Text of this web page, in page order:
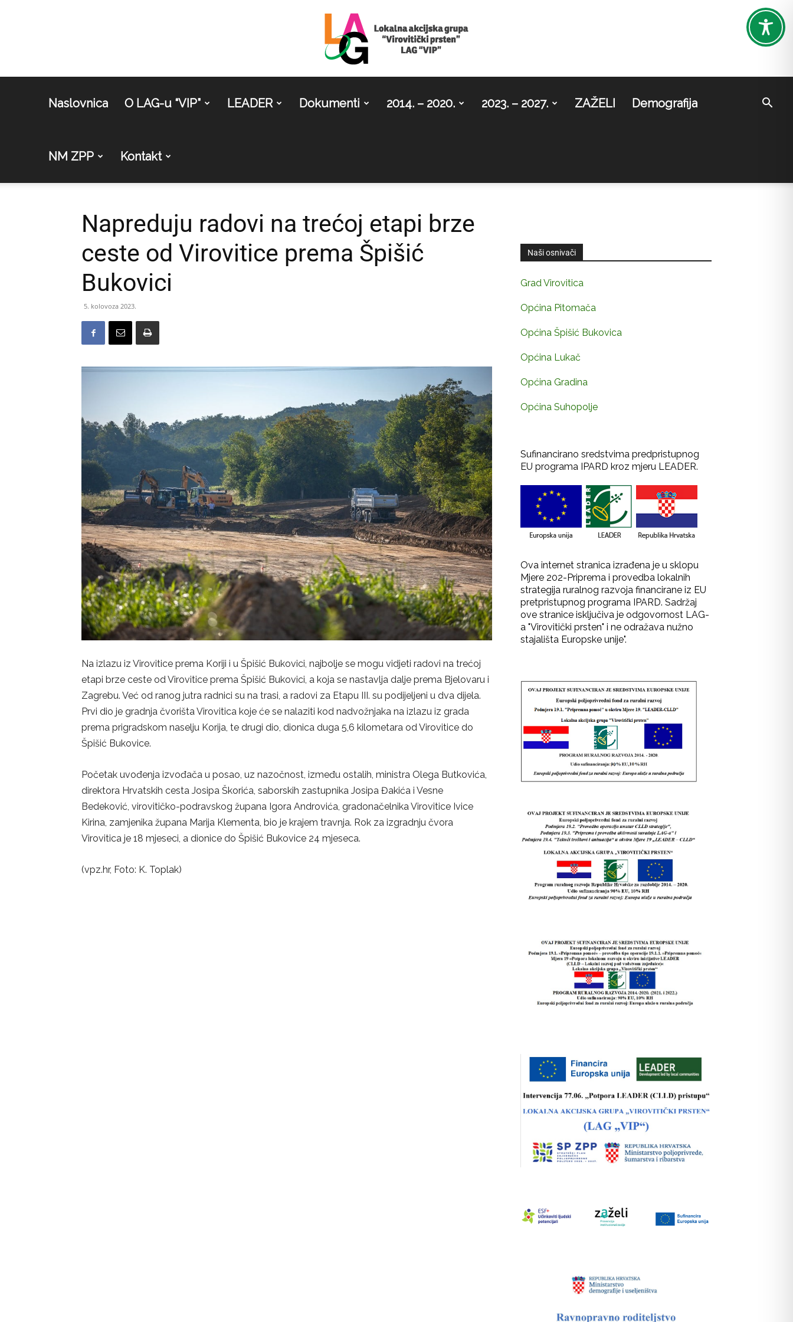
LAG
prsten
Naslovnica O LAG-u “VIP” LEADER Dokumenti 2014. – 2020. 2023. – 2027. ZAŽELI Demografija
NM ZPP Kontakt
Napreduju radovi na trećoj etapi brze
ceste od Virovitice prema Špišić
Bukovici
5. kolovoza 2023.
Na izlazu iz Virovitice prema Koriji i u Špišić Bukovici, najbolje se mogu vidjeti radovi na trećoj
etapi brze ceste od Virovitice prema Špišić Bukovici, a koja se nastavlja dalje prema Bjelovaru i
Zagrebu. Već od ranog jutra radnici su na trasi, a radovi za Etapu III. su podijeljeni u dva dijela.
Prvi dio je gradnja čvorišta Virovitica koje će se nalaziti kod nadvožnjaka na izlazu iz grada
prema prigradskom naselju Korija, te drugi dio, dionica duga 5,6 kilometara od Virovitice do
Špišić Bukovice.
Početak uvođenja izvođača u posao, uz nazočnost, između ostalih, ministra Olega Butkovića,
direktora Hrvatskih cesta Josipa Škorića, saborskih zastupnika Josipa Đakića i Vesne
Bedeković, virovitičko-podravskog župana Igora Androvića, gradonačelnika Virovitice Ivice
Kirina, zamjenika župana Marija Klementa, bio je krajem travnja. Rok za izgradnju čvora
Virovitica je 18 mjeseci, a dionice do Špišić Bukovice 24 mjeseca.
(vpz.hr, Foto: K. Toplak)
Naši osnivači
Grad Virovitica
Općina Pitomača
Općina Špišić Bukovica
Općina Lukač
Općina Gradina
Općina Suhopolje
Sufinancirano sredstvima predpristupnog
EU programa IPARD kroz mjeru LEADER.
Ova internet stranica izrađena je u sklopu
Mjere 202-Priprema i provedba lokalnih
strategija ruralnog razvoja financirane iz EU
pretpristupnog programa IPARD. Sadržaj
ove stranice isključiva je odgovornost LAG-
a "Virovitički prsten" i ne odražava nužno
stajališta Europske unije".